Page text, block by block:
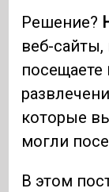
Решение?
веб-
посещаете
которые
могли
В этом